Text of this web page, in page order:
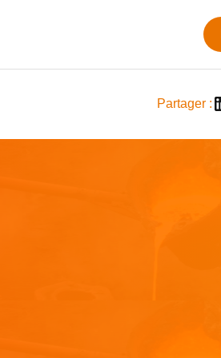
Partager :